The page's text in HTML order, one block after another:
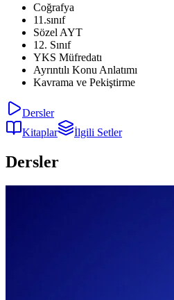
Coğrafya
11.sınıf
Sözel AYT
12. Sınıf
YKS Müfredatı
Ayrıntılı Konu Anlatımı
Kavrama ve Pekiştirme
Dersler
Kitaplar
İlgili Setler
Dersler